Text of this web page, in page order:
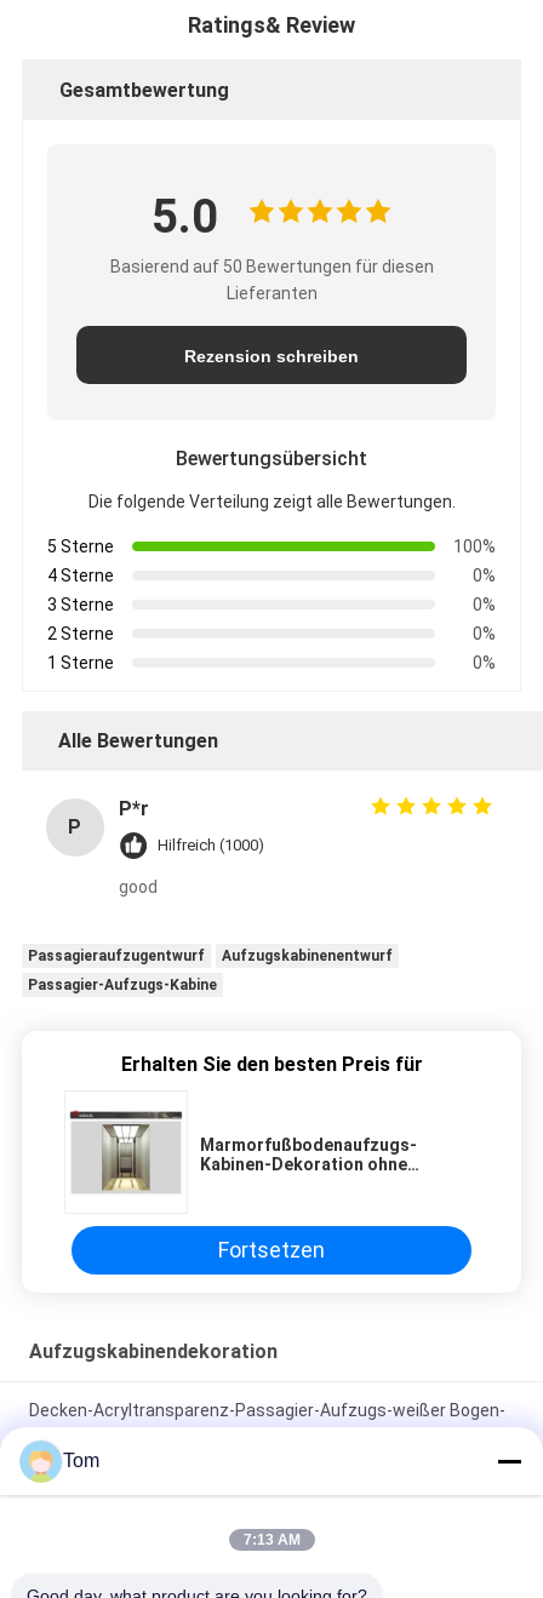
Ratings& Review
Gesamtbewertung
5.0
Basierend auf 50 Bewertungen für diesen
Lieferanten
Rezension schreiben
Bewertungsübersicht
Die folgende Verteilung zeigt alle Bewertungen.
5 Sterne
100%
4 Sterne
0%
3 Sterne
0%
2 Sterne
0%
1 Sterne
0%
Alle Bewertungen
P
P*r
Hilfreich (1000)
good
Passagieraufzugentwurf
Aufzugskabinenentwurf
Passagier-Aufzugs-Kabine
Erhalten Sie den besten Preis für
Marmorfußbodenaufzugs-
Kabinen-Dekoration ohne
Fortsetzen
Aufzugskabinendekoration
Decken-Acryltransparenz-Passagier-Aufzugs-weißer Bogen-
lichtemittierende Platte
Aufzugs-Kabinen-Edelstahl-Platten-Dekoration für
Tom
7:13 AM